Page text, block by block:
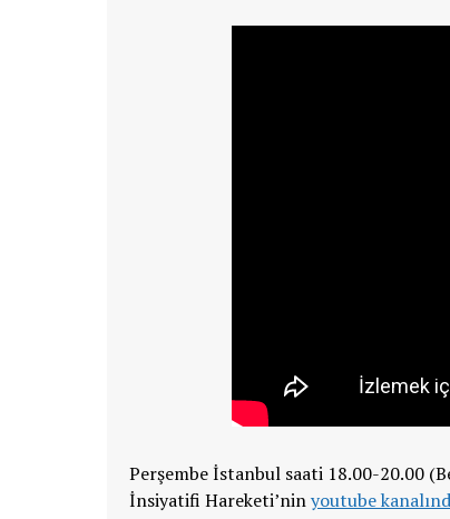
Perşembe İstanbul saati 18.00-20.00
İnsiyatifi Hareketi’ninyoutube